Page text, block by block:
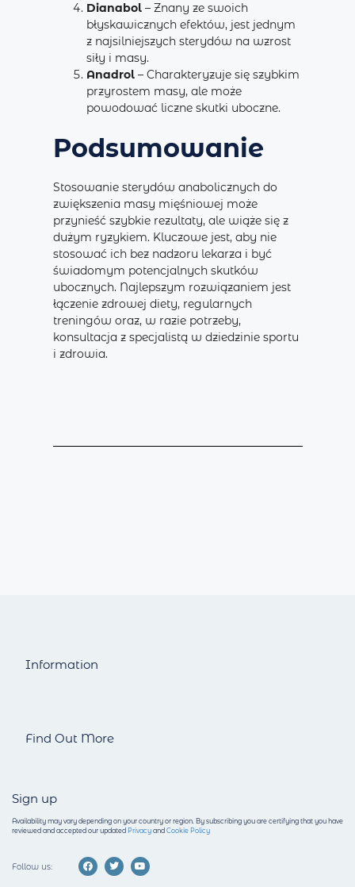
Dianabol– Znany ze swoich
błyskawicznych efektów, jest jednym
z najsilniejszych sterydów na wzrost
siły i masy.
Anadrol– Charakteryzuje się szybkim
przyrostem masy, ale może
powodować liczne skutki uboczne.
Podsumowanie
Stosowanie sterydów anabolicznych do
zwiększenia masy mięśniowej może
przynieść szybkie rezultaty, ale wiąże się z
dużym ryzykiem. Kluczowe jest, aby nie
stosować ich bez nadzoru lekarza i być
świadomym potencjalnych skutków
ubocznych. Najlepszym rozwiązaniem jest
łączenie zdrowej diety, regularnych
treningów oraz, w razie potrzeby,
konsultacja z specjalistą w dziedzinie sportu
i zdrowia.
Information
Find Out More
Sign up
Availability may vary depending on your country or region. By subscribing you are certifying that you have
reviewed and accepted our updated Privacy and Cookie Policy
Follow us: